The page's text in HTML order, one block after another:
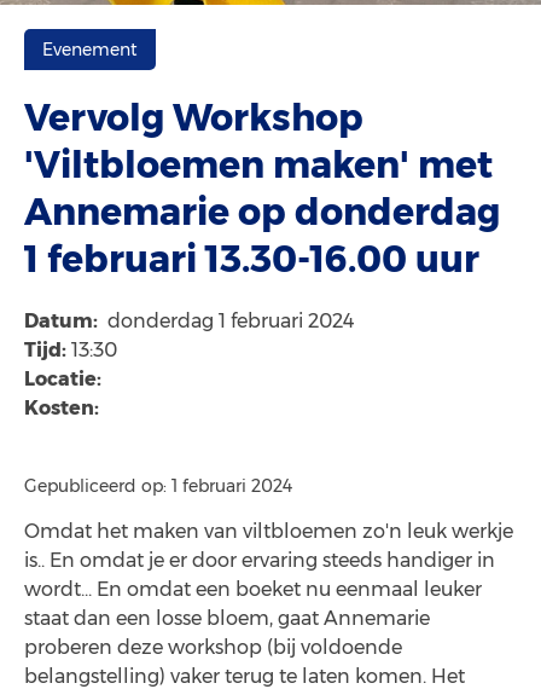
Evenement
Vervolg Workshop
'Viltbloemen maken' met
Annemarie op donderdag
1 februari 13.30-16.00 uur
Datum: donderdag 1 februari 2024
Tijd: 13:30
Locatie:
Kosten:
Gepubliceerd op: 1 februari 2024
Omdat het maken van viltbloemen zo'n leuk werkje
is.. En omdat je er door ervaring steeds handiger in
wordt... En omdat een boeket nu eenmaal leuker
staat dan een losse bloem, gaat Annemarie
proberen deze workshop (bij voldoende
belangstelling) vaker terug te laten komen. Het